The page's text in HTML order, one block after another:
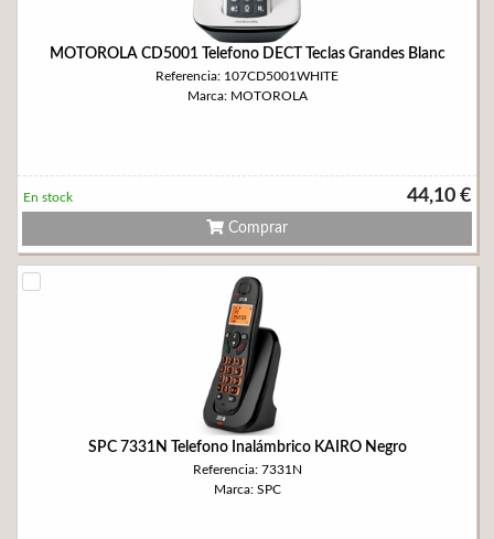
MOTOROLA CD5001 Telefono DECT Teclas Grandes Blanc
Referencia: 107CD5001WHITE
Marca: MOTOROLA
44,10 €
En stock
Comprar
SPC 7331N Telefono Inalámbrico KAIRO Negro
Referencia: 7331N
Marca: SPC